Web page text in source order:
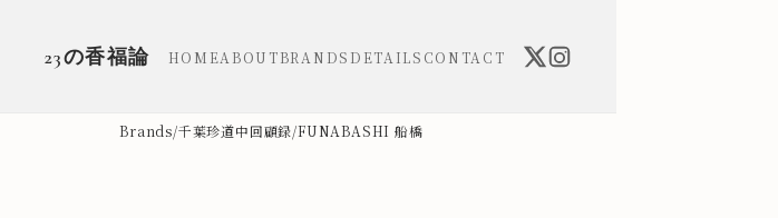
23の香福論 HOMEABOUTBRANDS DETAILS CONTACT
Brands/千葉珍道中回顧録/FUNABASHI 船橋